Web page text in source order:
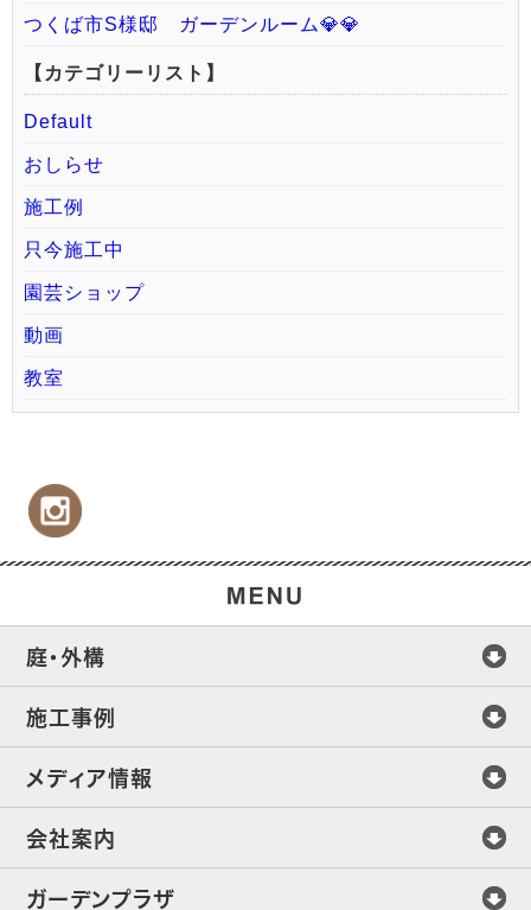
つくば市S様邸 ガーデンルーム💎💎
【カテゴリーリスト】
Default
おしらせ
施工例
只今施工中
園芸ショップ
動画
教室
庭・外構
施工事例
メディア情報
会社案内
ガーデンプラザ